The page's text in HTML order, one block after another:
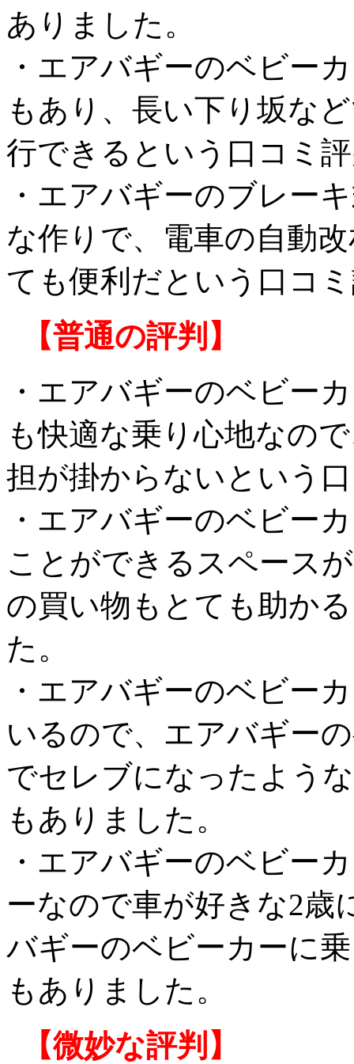
ありました。
・エアバギーのベビー
もあり、長い下り坂な
行できるという口コミ
・エアバギーのブレー
な作りで、電車の自動
ても便利だという口コ
【普通の評判】
・エアバギーのベビー
も快適な乗り心地なの
担が掛からないという
・エアバギーのベビー
ことができるスペース
の買い物もとても助か
た。
・エアバギーのベビー
いるので、エアバギー
でセレブになったよう
もありました。
・エアバギーのベビー
ーなので車が好きな2歳
バギーのベビーカーに
もありました。
【微妙な評判】